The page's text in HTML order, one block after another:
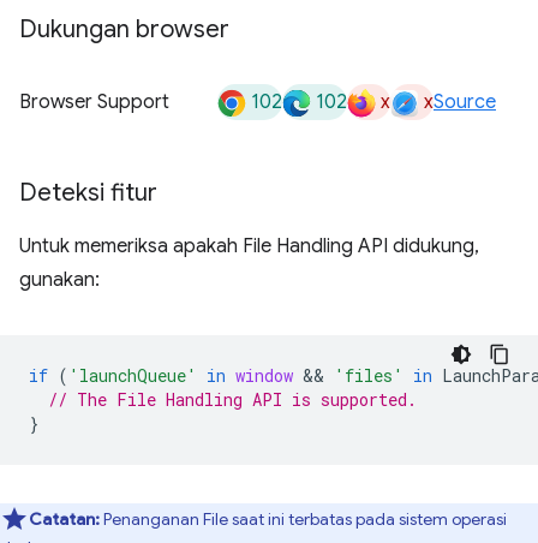
Dukungan browser
Browser Support 102 102 x xSource
Deteksi fitur
Untuk memeriksa apakah File Handling API didukung,
gunakan:
if ( 'launchQueue' in window && 'files' in
// The File Handling API is supported.
}
Catatan:Penanganan File saat ini terbatas pada sistem operasi